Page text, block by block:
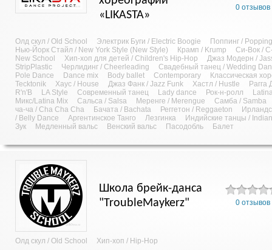
«LIKASTA»
0 отзывов
Олд скул / Old School Электрик Буги / Electric Boogie
Поппинг / Popping
Нью-Йорк Стайл / New York Style (New Style)
Крамп / Krump
Си-Вок /
New School
Хип-хоп для детей / Children's Hip-Hop
Джаз Модерн /
StripPlastic
Черлидинг / Cheerleading
Свадебный танец / Wedding
Pole Dance
Dance mix Body ballet Contemporary
Классическая
Tecktonik
Хаус / House Джаз Фанк / Jazz Funk Хастл / Hustle
Рагга
R'n'B
LA Style Современный танец Lady dance Рок-н-ролл
Микс/Latina Mix
Сальса / Salsa Меренге / Merengue
Самба / Samba
ча-ча / Cha Cha Cha
Бачата / Bachata Реггетон / Reggaeton
/ Belly Dance
Аргентинское Танго Лезгинка
Индийские танцы /
Зук
Медленный вальс Венский вальс Пасодобль Балет
Школа брейк-данса
"TroubleMaykerz"
0 отзывов
Олд скул / Old School Хип-хоп / Hip-Hop